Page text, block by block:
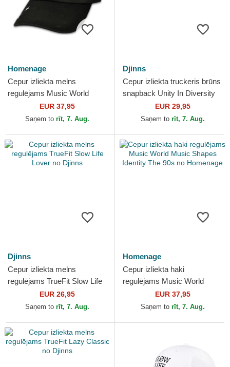
Homenage
Cepur izliekta melns
regulējams Music World
Music Shapes Identity The
90s no Homenage
EUR 37,95
Saņem to rīt, 7. Aug.
Djinns
Cepur izliekta truckeris brūns
snapback Unity In Diversity
HFT IOI no Djinns
EUR 29,95
Saņem to rīt, 7. Aug.
Djinns
Cepur izliekta melns
regulējams TrueFit Slow Life
Lover no Djinns
EUR 26,95
Saņem to rīt, 7. Aug.
Homenage
Cepur izliekta haki
regulējams Music World
Music Shapes Identity The
90s no Homenage
EUR 37,95
Saņem to rīt, 7. Aug.